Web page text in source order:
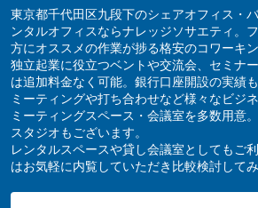
東京都千代田区九段下のシェアオフィス・
ンタルオフィスならナレッジソサエティ。
方にオススメの作業が捗る格安のコワーキ
独立起業に役立つベントや交流会、セミナ
は追加料金なく可能。銀行口座開設の実績も
ミーティングや打ち合わせなど様々なビジ
ミーティングスペース・会議室を多数用意
スタジオもございます。
レンタルスペースや貸し会議室としてもご
はお気軽に内覧していただき比較検討してみ